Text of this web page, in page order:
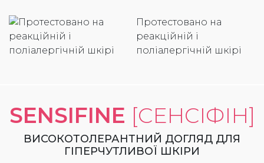
Протестовано на
реакційній і
поліалергічній шкірі
SENSIFINE [СЕНСІФІН]
ВИСОКОТОЛЕРАНТНИЙ ДОГЛЯД ДЛЯ
ГІПЕРЧУТЛИВОЇ ШКІРИ